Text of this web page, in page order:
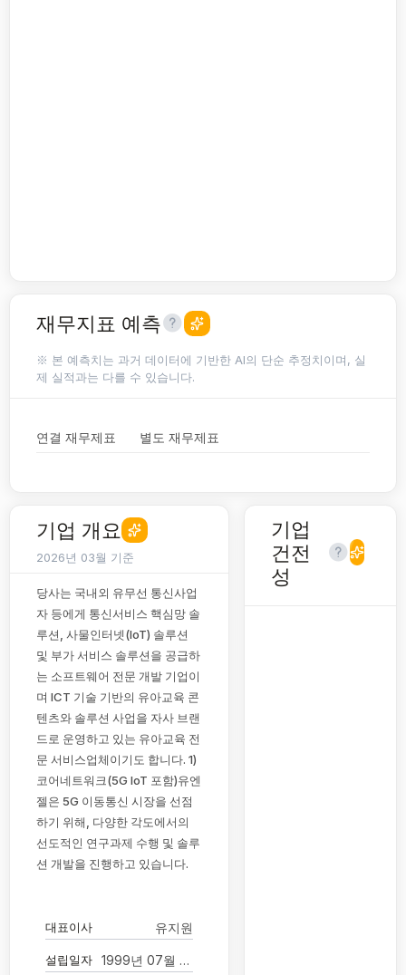
재무지표 예측
※ 본 예측치는 과거 데이터에 기반한 AI의 단순 추정치이며, 실
제 실적과는 다를 수 있습니다.
연결 재무제표 별도 재무제표
기업 개요
2026년 03월 기준
당사는 국내외 유무선 통신사업
자 등에게 통신서비스 핵심망 솔
루션, 사물인터넷(IoT) 솔루션
및 부가 서비스 솔루션을 공급하
는 소프트웨어 전문 개발 기업이
며 ICT 기술 기반의 유아교육 콘
텐츠와 솔루션 사업을 자사 브랜
드로 운영하고 있는 유아교육 전
문 서비스업체이기도 합니다. 1)
코어네트워크(5G IoT 포함)유엔
젤은 5G 이동통신 시장을 선점
하기 위해, 다양한 각도에서의
선도적인 연구과제 수행 및 솔루
션 개발을 진행하고 있습니다.
대표이사 유지원
설립일자 1999년 07월 14일
기업
건전
성